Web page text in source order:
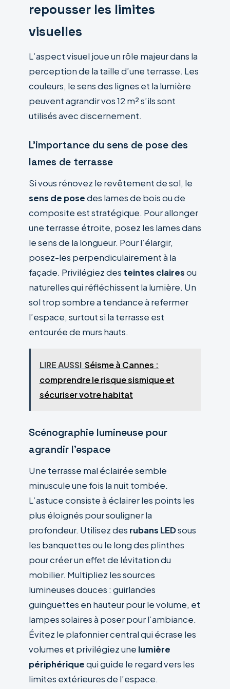
repousser les limites
visuelles
L’aspect visuel joue un rôle majeur dans la
perception de la taille d’une terrasse. Les
couleurs, le sens des lignes et la lumière
peuvent agrandir vos 12 m² s’ils sont
utilisés avec discernement.
L’importance du sens de pose des
lames de terrasse
Si vous rénovez le revêtement de sol, le
sens de posedes lames de bois ou de
composite est stratégique. Pour allonger
une terrasse étroite, posez les lames dans
le sens de la longueur. Pour l’élargir,
posez-les perpendiculairement à la
façade. Privilégiez des teintes clairesou
naturelles qui réfléchissent la lumière. Un
sol trop sombre a tendance à refermer
l’espace, surtout si la terrasse est
entourée de murs hauts.
LIRE AUSSI Séisme à Cannes :
comprendre le risque sismique et
sécuriser votre habitat
Scénographie lumineuse pour
agrandir l’espace
Une terrasse mal éclairée semble
minuscule une fois la nuit tombée.
L’astuce consiste à éclairer les points les
plus éloignés pour souligner la
profondeur. Utilisez des rubans LEDsous
les banquettes ou le long des plinthes
pour créer un effet de lévitation du
mobilier. Multipliez les sources
lumineuses douces : guirlandes
guinguettes en hauteur pour le volume, et
lampes solaires à poser pour l’ambiance.
Évitez le plafonnier central qui écrase les
volumes et privilégiez une lumière
périphériquequi guide le regard vers les
limites extérieures de l’espace.